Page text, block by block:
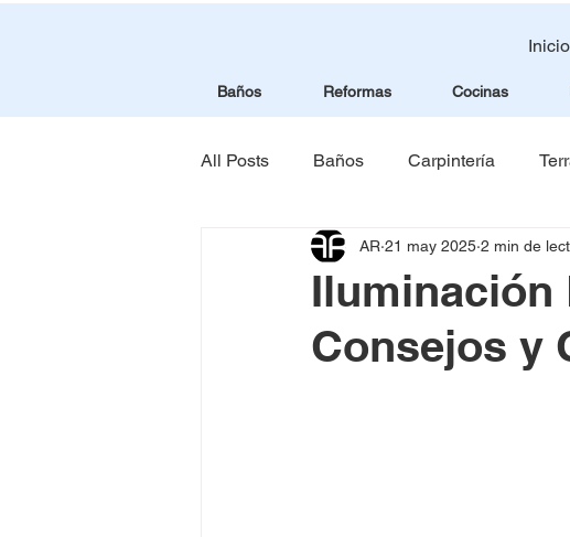
Inicio
Baños Reformas Cocinas
All Posts Baños Carpintería
Iluminación Pladur
Iluminación
Consejos y
AR 21 may 2025 2 min de